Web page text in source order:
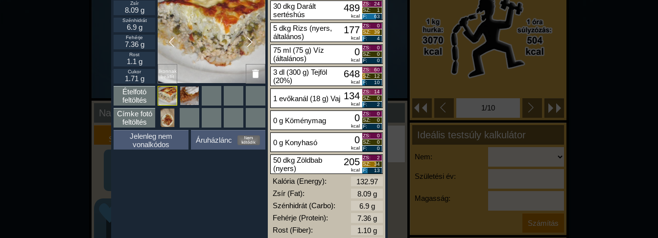
1/10
Ideális testsúly kalkulátor
Nem:
Születési év:
Magasság:
Nap kiértékelése
Kalória
Szimulátor
Szöveges
Értékelés
Ha ma már nem eszel/sportolsz többet,
kattints a kiértékelésre!
A Kalória Szimulátor Prémium funkció.
kalóriabázis.hu
Ikonnak
beállít
Zsír
8.09 g
Szénhidrát
6.9 g
Fehérje
7.36 g
Rost
1.1 g
Cukor
1.71 g
Ételfotó
feltöltés
Címke fotó
feltöltés
Jelenleg nem
vonalkódos
Áruházlánc
30 dkg Darált
sertéshús
489
kcal
ZS:
24
SZ:
1
F:
63
5 dkg Rizs (nyers,
általános)
177
kcal
ZS:
0
SZ:
39
F:
4
75 ml (75 g) Víz
(általános)
0
kcal
ZS:
0
SZ:
0
F:
0
3 dl (300 g) Tejföl
(20%)
648
kcal
ZS:
60
SZ:
12
F:
10
1 evőkanál (18 g) Vaj 134
kcal
ZS:
14
SZ:
0
F:
2
0 g Köménymag 0
kcal
ZS:
0
SZ:
0
F:
0
0 g Konyhasó 0
kcal
ZS:
0
SZ:
0
F:
0
50 dkg Zöldbab
(nyers)
205
kcal
ZS:
2
SZ:
34
F:
13
Kalória (Energy):
Zsír (Fat):
Szénhidrát (Carbo):
Fehérje (Protein):
Rost (Fiber):